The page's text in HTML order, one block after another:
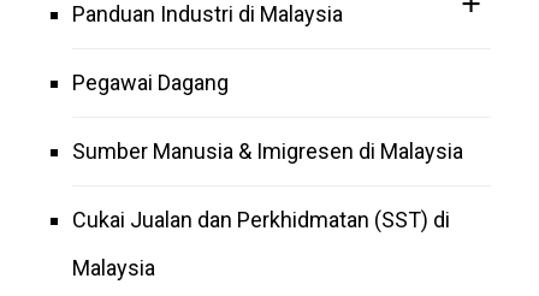
Panduan Industri di Malaysia
Pegawai Dagang
Sumber Manusia & Imigresen di Malaysia
Cukai Jualan dan Perkhidmatan (SST) di
Malaysia